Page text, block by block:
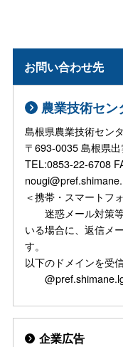
お問い合わせ先
農業技術セン
島根県農業技術セン
〒693-0035 島根県
TEL:0853-22-6708
＜携帯・スマートフ
迷惑メール対策等
いる場合に、返信メ
す。
以下のドメインを受
企業広告